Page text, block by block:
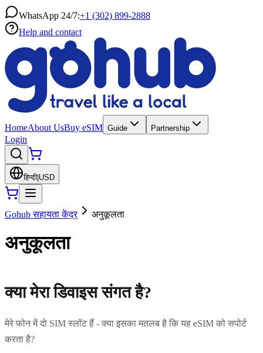
WhatsApp 24/7:+1 (302) 899-2888
Help and contact
HomeAbout UsBuy eSIM Guide Partnership
Login
हिन्दी USD
Gohub सहायता केंद्र अनुकूलता
अनुकूलता
क्या मेरा डिवाइस संगत है?
मेरे फोन में दो SIM स्लॉट हैं - क्या इसका मतलब है कि यह eSIM को सपोर्ट
करता है?